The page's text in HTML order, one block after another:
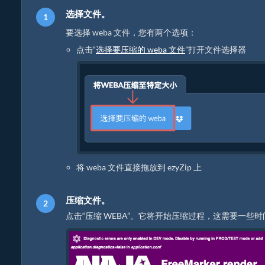
选择文件。
要选择 weba 文件，您有两个选项：
点击“选择要压缩的 weba 文件”打开文件选择器
将 weba 文件直接拖放到 ezyZip 上
压缩文件。
点击“压缩 WEBA”。它将开始压缩过程，这需要一些时